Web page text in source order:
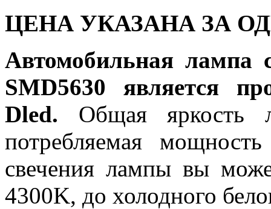
ЦЕНА УКАЗАНА ЗА
Автомобильная лампа
SMD5630 является
Dled. Общая яркость
потребляемая
свечения лампы вы
4300K, до холодного